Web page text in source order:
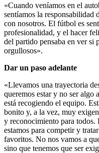
«Cuando veníamos en el
sentíamos la responsabilidad
con nosotros. El fútbol es
profesionalidad, y el hacer
del partido pensaba en ver si
orgullosos».
Dar un paso adelante
«Llevamos una trayectoria
queremos estar y no ser algo
está recogiendo el equipo.
bonito y, a la vez, muy
y reconocimiento para todos.
estamos para competir y
favoritos. No nos vamos a
sino que tenemos que ser